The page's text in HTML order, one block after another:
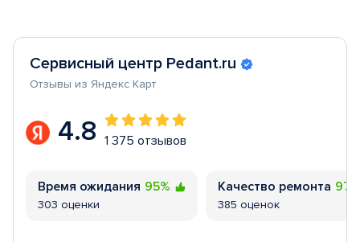
Сервисный центр Pedant.ru
Отзывы из Яндекс Карт
4.8 1 375 отзывов
Время ожидания 95%
303 оценки
Качество ремонта
385 оценок